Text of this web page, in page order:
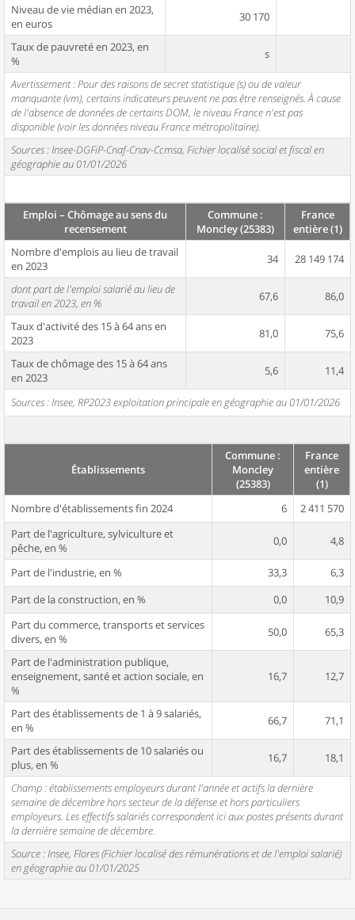
Niveau de vie médian en 2023,
en euros
30 170
Taux de pauvreté en 2023, en
%
s
Avertissement : Pour des raisons de secret statistique (s) ou de valeur
manquante (vm), certains indicateurs peuvent ne pas être renseignés. À cause
de l'absence de données de certains DOM, le niveau France n'est pas
disponible (voir les données niveau France métropolitaine).
Sources : Insee-DGFiP-Cnaf-Cnav-Ccmsa, Fichier localisé social et fiscal en
géographie au 01/01/2026
Emploi – Chômage au sens du
recensement
Commune :
Moncley (25383)
France
entière (1)
Nombre d'emplois au lieu de travail
en 2023
34 28 149 174
dont part de l'emploi salarié au lieu de
travail en 2023, en %
67,6 86,0
Taux d'activité des 15 à 64 ans en
2023
81,0 75,6
Taux de chômage des 15 à 64 ans
en 2023
5,6 11,4
Sources : Insee, RP2023 exploitation principale en géographie au 01/01/2026
Établissements
Commune :
Moncley
(25383)
France
entière
(1)
Nombre d'établissements fin 2024
6
2 411 570
Part de l'agriculture, sylviculture et
pêche, en %
0,0 4,8
Part de l'industrie, en % 33,3
6,3
Part de la construction, en %
0,0
10,9
Part du commerce, transports et services
divers, en %
50,0 65,3
Part de l'administration publique,
enseignement, santé et action sociale, en
%
16,7 12,7
Part des établissements de 1 à 9 salariés,
en %
66,7 71,1
Part des établissements de 10 salariés ou
plus, en %
16,7 18,1
Champ : établissements employeurs durant l'année et actifs la dernière
semaine de décembre hors secteur de la défense et hors particuliers
employeurs. Les effectifs salariés correspondent ici aux postes présents durant
la dernière semaine de décembre.
Source : Insee, Flores (Fichier localisé des rémunérations et de l'emploi salarié)
en géographie au 01/01/2025